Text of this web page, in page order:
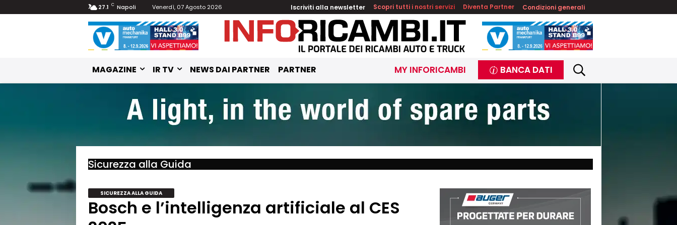
27.1 C Napoli Venerdì, 07 Agosto 2026 Iscriviti alla newsletter Scopri tutti i nostri servizi Diventa Partner Condizioni generali
MAGAZINE IR TV NEWS DAI PARTNER PARTNER MY INFORICAMBI BANCA DATI
Sicurezza alla Guida
SICUREZZA ALLA GUIDA
Bosch e l’intelligenza artificiale al CES